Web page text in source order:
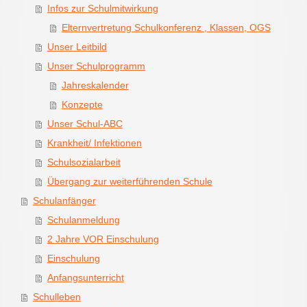
Infos zur Schulmitwirkung
Elternvertretung Schulkonferenz , Klassen, OGS
Unser Leitbild
Unser Schulprogramm
Jahreskalender
Konzepte
Unser Schul-ABC
Krankheit/ Infektionen
Schulsozialarbeit
Übergang zur weiterführenden Schule
Schulanfänger
Schulanmeldung
2 Jahre VOR Einschulung
Einschulung
Anfangsunterricht
Schulleben